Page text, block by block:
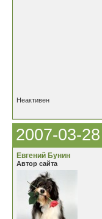
Неактивен
2007-03-
Евгений Бунин
Автор сайта